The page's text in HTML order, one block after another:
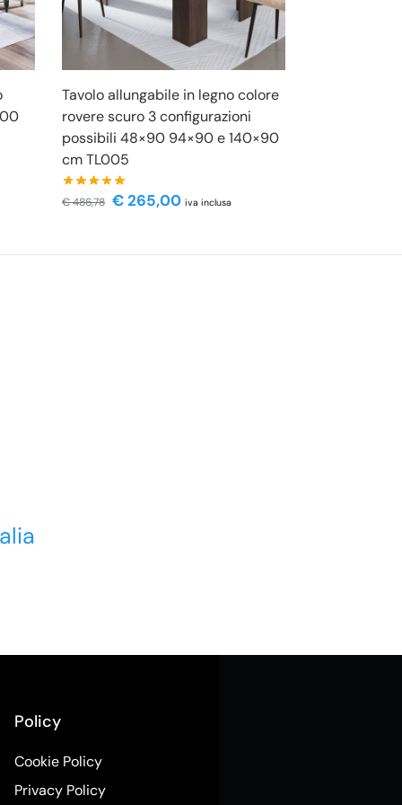
Tavolo allungabile in legno colore
rovere scuro 3 configurazioni
possibili 48×90 94×90 e 140×90
cm TL005
€486,78 €265,00 iva inclusa
Policy
Cookie Policy
Privacy Policy